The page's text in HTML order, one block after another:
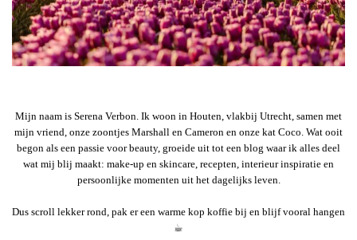
Mijn naam is Serena Verbon. Ik woon in Houten, vlakbij Utrecht, samen met
mijn vriend, onze zoontjes Marshall en Cameron en onze kat Coco. Wat ooit
begon als een passie voor beauty, groeide uit tot een blog waar ik alles deel
wat mij blij maakt: make-up en skincare, recepten, interieur inspiratie en
persoonlijke momenten uit het dagelijks leven.
Dus scroll lekker rond, pak er een warme kop koffie bij en blijf vooral hangen
☕︎